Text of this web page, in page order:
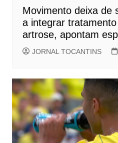
Movimento deixa de
a integrar
artrose, apontam
JORNAL TOCANTINS